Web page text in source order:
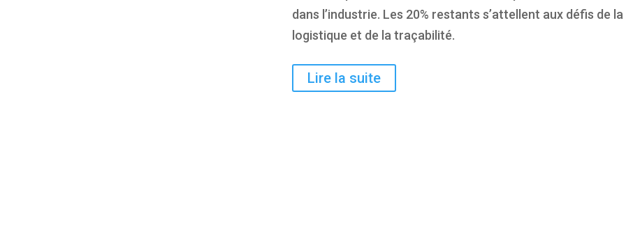
dans l’industrie. Les 20% restants s’attellent aux défis de la
logistique et de la traçabilité.
Lire la suite